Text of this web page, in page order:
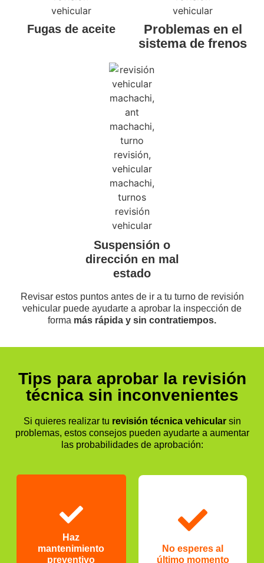
Fugas de aceite
Problemas en el
sistema de frenos
Suspensión o
dirección en mal
estado
Revisar estos puntos antes de ir a tu turno de revisión
vehicular puede ayudarte a aprobar la inspección de
forma más rápida y sin contratiempos.
Tips para aprobar la revisión
técnica sin inconvenientes
Si quieres realizar tu revisión técnica vehicular sin
problemas, estos consejos pueden ayudarte a aumentar
las probabilidades de aprobación:
Haz
mantenimiento
preventivo
Haz
mantenimiento
Un chequeo previo
puede detectar
No esperes al
último momento